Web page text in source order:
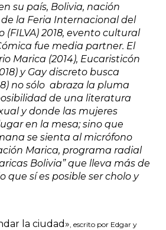
su país, Bolivia, nación
la Feria Internacional del
(FILVA) 2018, evento cultural
fue media partner. El
Marica (2014), Eucaristicón
y Gay discreto busca
no sólo abraza la pluma
de una literatura
y donde las mujeres
en la mesa; sino que
se sienta al micrófono
Marica, programa radial
Bolivia” que lleva más de
que sí es posible ser cholo y
la ciudad» , escrito por Edgar y